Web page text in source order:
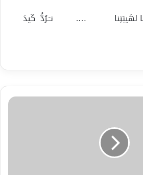
لهَيبَتِنا …. نـَـرُدُّ كَيدَ